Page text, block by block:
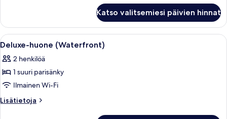
sänkyä)
(Waterfront)
kuvat
deluxe-
huone
(kaksi
(Waterfront)
Katso valitsemiesi päivien hinnat
Avaa
kaikki
huonetyypin
Deluxe-
huone
(Waterfront)
Hotellihuone, jossa on suuri sänky,
6
Deluxe-huone (Waterfront)
2 henkilöä
1 suuri parisänky
Ilmainen Wi-Fi
Lisätietoja
Lisätietoja